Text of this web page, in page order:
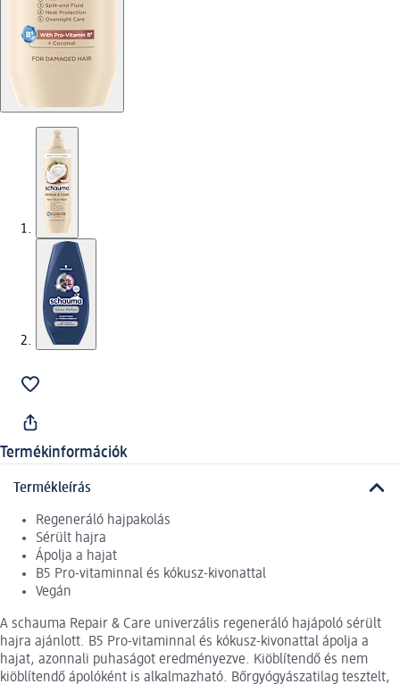
Termékinformációk
Termékleírás
Regeneráló hajpakolás
Sérült hajra
Ápolja a hajat
B5 Pro-vitaminnal és kókusz-kivonattal
Vegán
A schauma Repair & Care univerzális regeneráló hajápoló sérült
hajra ajánlott. B5 Pro-vitaminnal és kókusz-kivonattal ápolja a
hajat, azonnali puhaságot eredményezve. Kiöblítendő és nem
kiöblítendő ápolóként is alkalmazható. Bőrgyógyászatilag tesztelt,